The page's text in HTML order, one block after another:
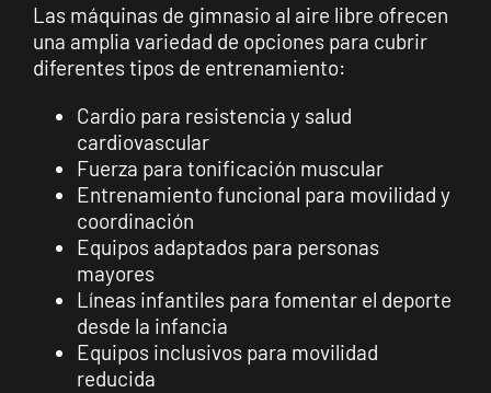
Las máquinas de gimnasio al aire libre ofrecen
una amplia variedad de opciones para cubrir
diferentes tipos de entrenamiento:
Cardio para resistencia y salud
cardiovascular
Fuerza para tonificación muscular
Entrenamiento funcional para movilidad y
coordinación
Equipos adaptados para personas
mayores
Líneas infantiles para fomentar el deporte
desde la infancia
Equipos inclusivos para movilidad
reducida